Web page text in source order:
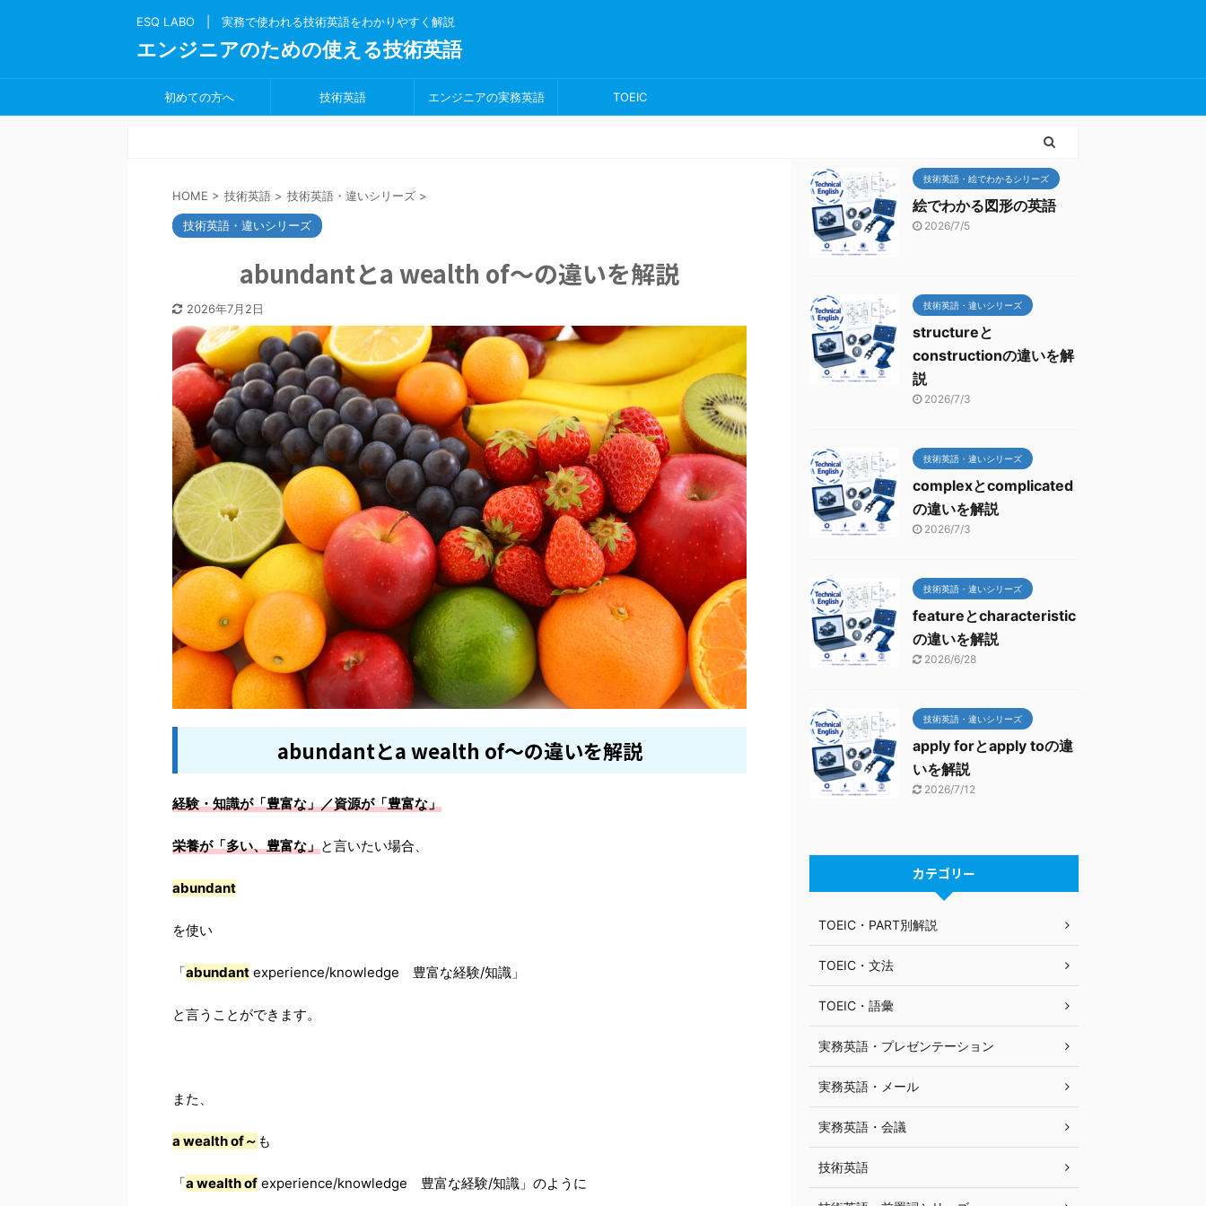
ESQ LABO | 実務で使われる技術英語をわかりやすく解説
エンジニアのための使える技術英語
初めての方へ 技術英語 エンジニアの実務英語 TOEIC
HOME > 技術英語 > 技術英語・違いシリーズ >
技術英語・違いシリーズ
abundantとa wealth of～の違いを解説
2026年7月2日
abundantとa wealth of～の違いを解説
経験・知識が「豊富な」／資源が「豊富な」
栄養が「多い、豊富な」と言いたい場合、
abundant
を使い
「abundant experience/knowledge 豊富な経験/知識」
と言うことができます。
また、
a wealth of～ も
「a wealth of experience/knowledge 豊富な経験/知識」のように
技術英語・絵でわかるシリーズ
絵でわかる図形の英語
2026/7/5
技術英語・違いシリーズ
structureと
constructionの違いを解
説
2026/7/3
技術英語・違いシリーズ
complexとcomplicated
の違いを解説
2026/7/3
技術英語・違いシリーズ
featureとcharacteristic
の違いを解説
2026/6/28
技術英語・違いシリーズ
apply forとapply toの違
いを解説
2026/7/12
カテゴリー
TOEIC・PART別解説
TOEIC・文法
TOEIC・語彙
実務英語・プレゼンテーション
実務英語・メール
実務英語・会議
技術英語